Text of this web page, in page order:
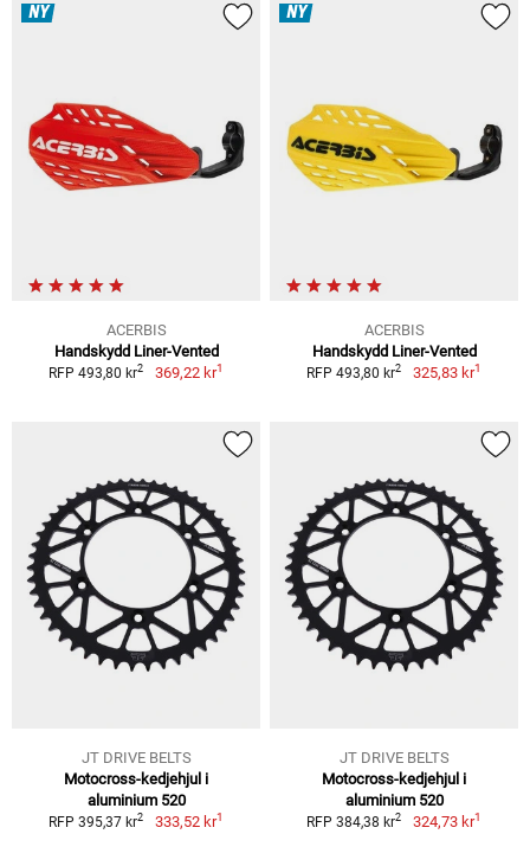
NY
ACERBIS
Handskydd Liner-Vented
RFP 493,80 kr2 369,22 kr1
NY
ACERBIS
Handskydd Liner-Vented
RFP 493,80 kr2 325,83 kr1
JT DRIVE BELTS
Motocross-kedjehjul i
aluminium 520
RFP 395,37 kr2 333,52 kr1
JT DRIVE BELTS
Motocross-kedjehjul i
aluminium 520
RFP 384,38 kr2 324,73 kr1